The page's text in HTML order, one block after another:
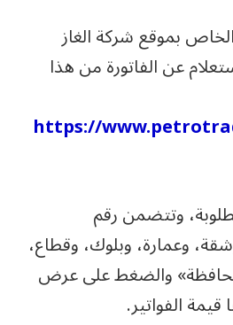
بموقع شركة الغاز
عن الفاتورة من هذا
https://
وتتضمن رقم
وعمارة، وبلوك، وقطاع،
والضغط على عرض
قيمة الفواتير.